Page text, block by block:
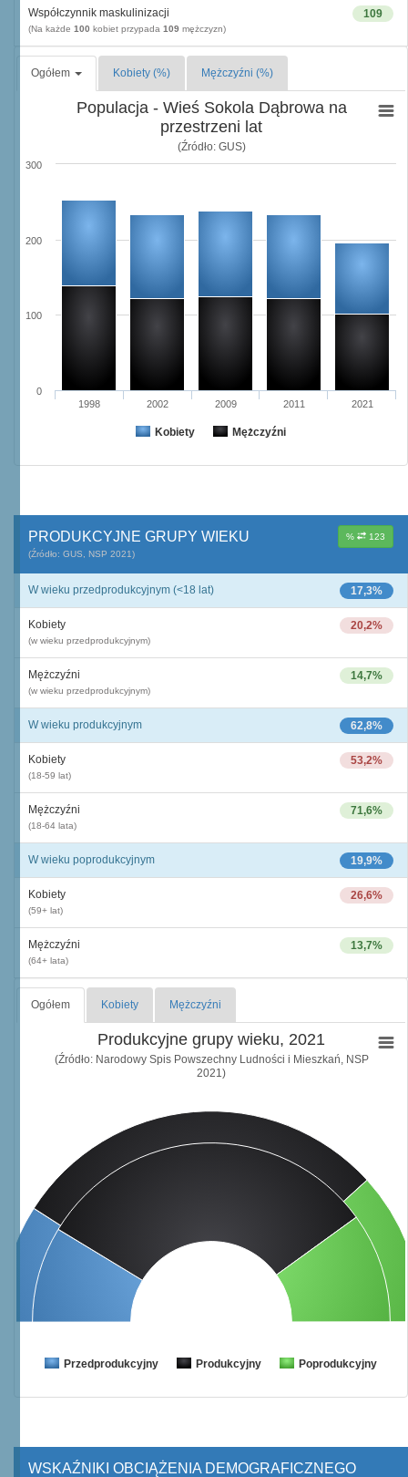
109
Współczynnik maskulinizacji
(Na każde 100 kobiet przypada 109 mężczyzn)
Ogółem Kobiety (%) Mężczyźni (%)
Populacja - Wieś Sokola Dąbrowa na
przestrzeni lat
(Źródło: GUS)
Kobiety Mężczyźni
1998 2002 2009 2011 2021
0
100
200
300
% 123
PRODUKCYJNE GRUPY WIEKU
(Źródło: GUS, NSP 2021)
17,3%
W wieku przedprodukcyjnym (<18 lat)
20,2%
Kobiety
(w wieku przedprodukcyjnym)
14,7%
Mężczyźni
(w wieku przedprodukcyjnym)
62,8%
W wieku produkcyjnym
53,2%
Kobiety
(18-59 lat)
71,6%
Mężczyźni
(18-64 lata)
19,9%
W wieku poprodukcyjnym
26,6%
Kobiety
(59+ lat)
13,7%
Mężczyźni
(64+ lata)
Ogółem Kobiety Mężczyźni
Produkcyjne grupy wieku, 2021
(Źródło: Narodowy Spis Powszechny Ludności i Mieszkań, NSP
2021)
Przedprodukcyjny Produkcyjny Poprodukcyjny
WSKAŹNIKI OBCIĄŻENIA DEMOGRAFICZNEGO